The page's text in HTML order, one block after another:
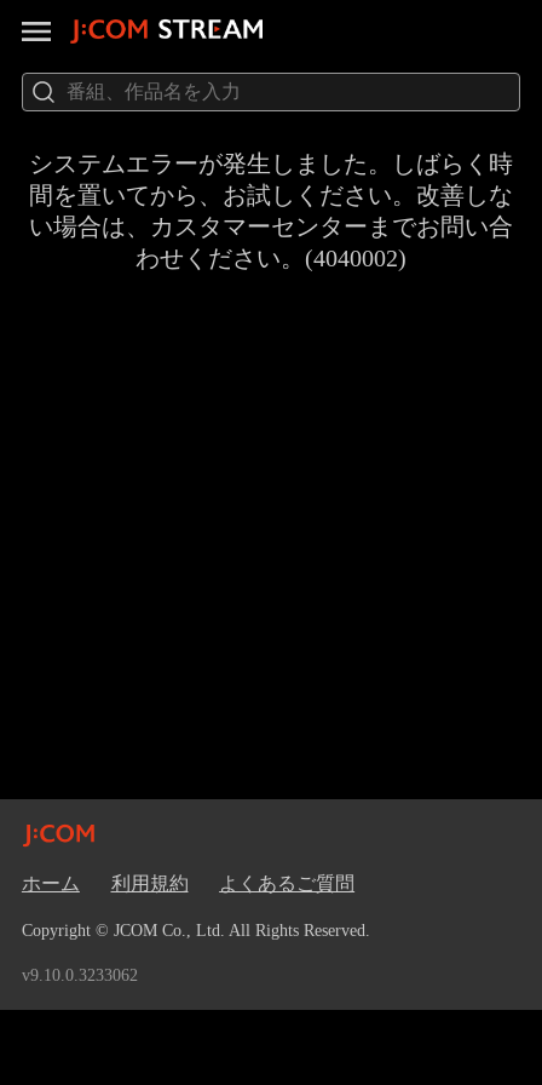
システムエラーが発生しました。しばらく時
間を置いてから、お試しください。改善しな
い場合は、カスタマーセンターまでお問い合
わせください。(4040002)
ホーム 利用規約 よくあるご質問
Copyright © JCOM Co., Ltd. All Rights Reserved.
v9.10.0.3233062